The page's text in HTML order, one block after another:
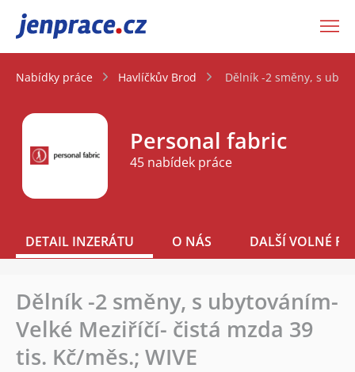
JenPráce.cz
Nabídky práce Havlíčkův Brod Dělník -2 směny, s
Personal fabric
45 nabídek práce
DETAIL INZERÁTU O NÁS DALŠÍ VOLNÉ
Dělník -2 směny, s ubytováním-
Velké Meziříčí- čistá mzda 39
tis. Kč/měs.; WIVE